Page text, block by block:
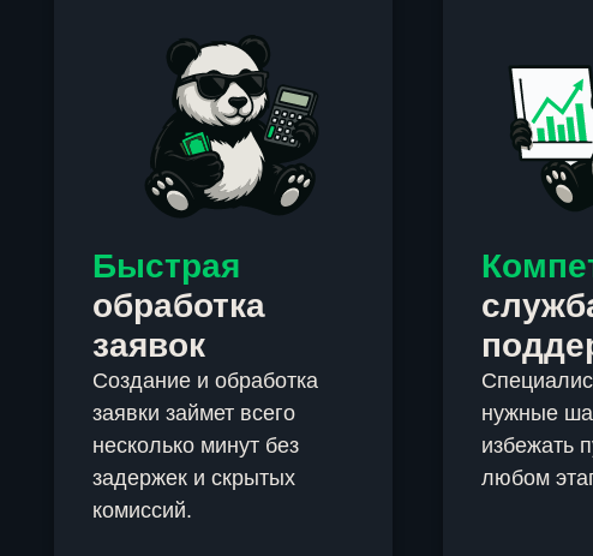
Быстрая
обработка
заявок
Создание и обработка
заявки займет всего
несколько минут без
задержек и скрытых
комиссий.
нужные
избежать
любом